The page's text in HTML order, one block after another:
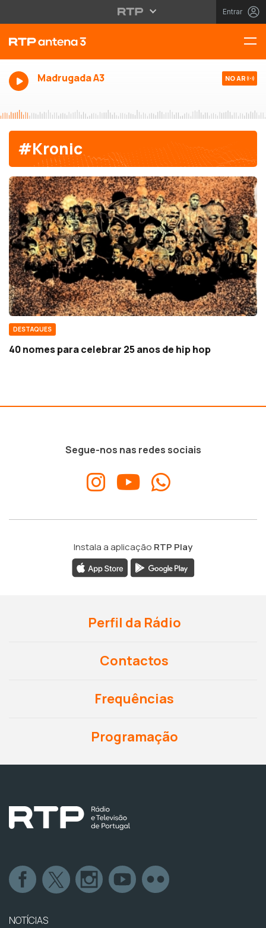
Entrar
Madrugada A3 NO AR
#Kronic
DESTAQUES
40 nomes para celebrar 25 anos de hip hop
Segue-nos nas redes sociais
Instala a aplicação RTP Play
Perfil da Rádio
Contactos
Frequências
Programação
NOTÍCIAS